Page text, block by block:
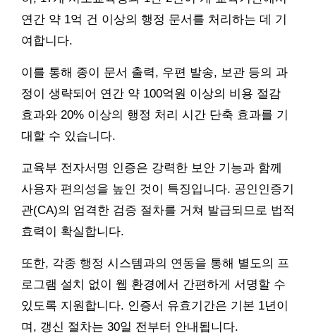
연간 약 1억 건 이상의 행정 문서를 처리하는 데 기
여합니다.
이를 통해 종이 문서 출력, 우편 발송, 보관 등의 과
정이 생략되어 연간 약 100억원 이상의 비용 절감
효과와 20% 이상의 행정 처리 시간 단축 효과를 기
대할 수 있습니다.
교육부 전자서명 인증은 강력한 보안 기능과 함께
사용자 편의성을 높인 것이 특징입니다. 공인인증기
관(CA)의 엄격한 검증 절차를 거쳐 발급되므로 법적
효력이 확실합니다.
또한, 각종 행정 시스템과의 연동을 통해 별도의 프
로그램 설치 없이 웹 환경에서 간편하게 서명할 수
있도록 지원합니다. 인증서 유효기간은 기본 1년이
며, 갱신 절차는 30일 전부터 안내됩니다.